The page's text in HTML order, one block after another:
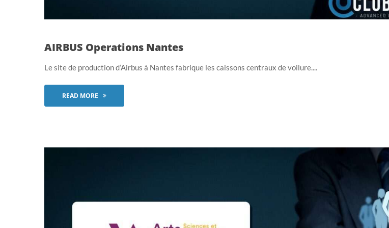
AIRBUS Operations Nantes
Le site de production d’Airbus à Nantes fabrique les caissons centraux de voilure....
READ MORE